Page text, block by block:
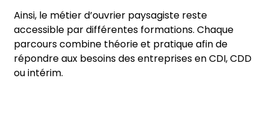
Ainsi, le métier d’ouvrier paysagiste reste
accessible par différentes formations. Chaque
parcours combine théorie et pratique afin de
répondre aux besoins des entreprises en CDI, CDD
ou intérim.